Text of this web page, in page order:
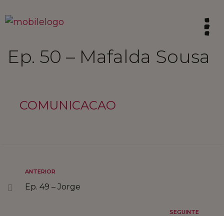
INSPIRE O FUTURO
Ep. 50 – Mafalda Sousa
COMUNICACAO
ANTERIOR
Ep. 49 – Jorge
SEGUINTE